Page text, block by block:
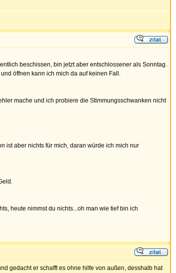
beschissen, bin jetzt aber entschlossener als Sonntag.
öffnen kann ich mich da auf keinen Fall.
mache und ich probiere die Stimmungsschwanken nicht
ist aber nichts für mich, daran würde ich mich nur
heute nimmst du nichts...oh man wie tief bin ich
gedacht er schafft es ohne hilfe von außen, desshalb hat